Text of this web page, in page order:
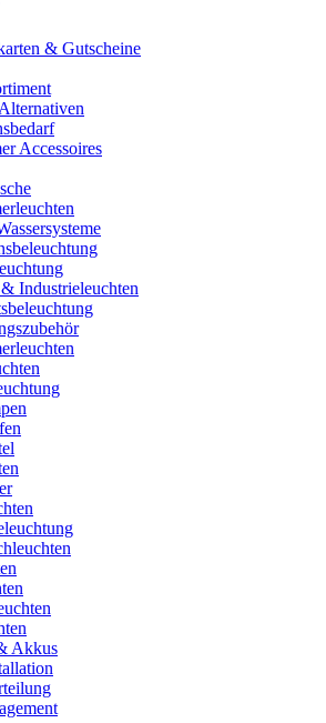
& Gutscheine
Accessoires
Industrieleuchten
Akkus